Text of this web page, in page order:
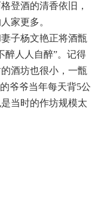
登酒的清香依旧，
家更多。
子杨文艳正将酒甑
醉人人自醉”。记得
酒坊也很小，一甑
爷爷当年每天背5公
当时的作坊规模太